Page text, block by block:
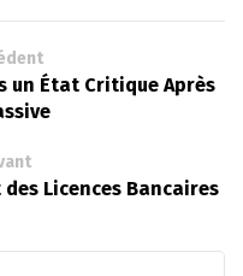
un État Critique Après
Licences Bancaires